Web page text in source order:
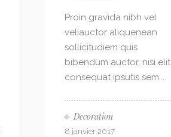
Proin gravida nibh vel
veliauctor aliquenean
sollicitudiem quis
bibendum auctor, nisi elit
consequat ipsutis sem...
Decoration
8 janvier 2017